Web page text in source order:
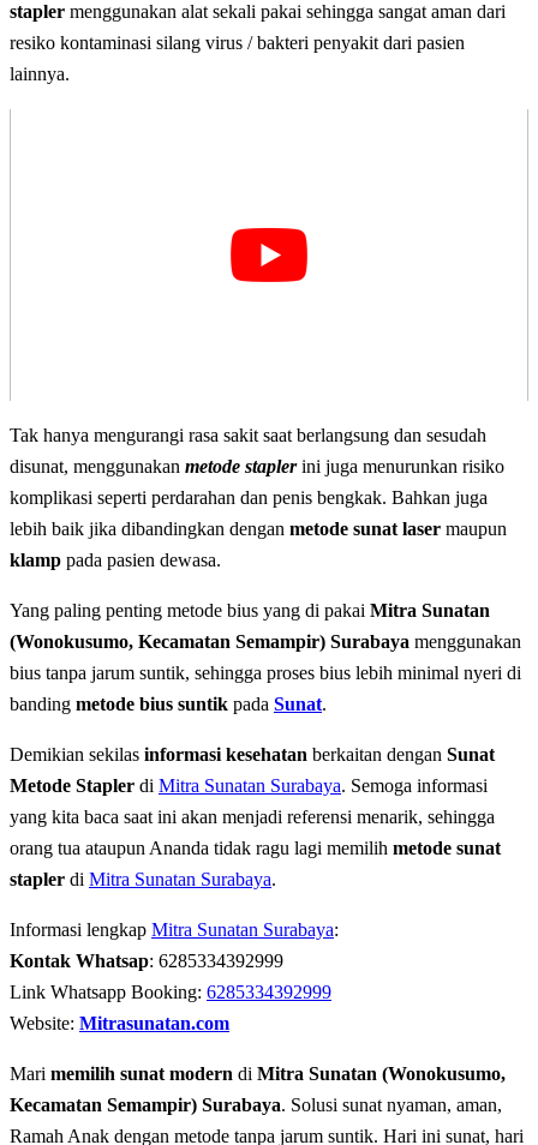
stapler menggunakan alat sekali pakai sehingga sangat aman dari
resiko kontaminasi silang virus / bakteri penyakit dari pasien
lainnya.
Tak hanya mengurangi rasa sakit saat berlangsung dan sesudah
disunat, menggunakan metode staplerini juga menurunkan risiko
komplikasi seperti perdarahan dan penis bengkak. Bahkan juga
lebih baik jika dibandingkan dengan metode sunat laser maupun
klamp pada pasien dewasa.
Yang paling penting metode bius yang di pakai Mitra Sunatan
(Wonokusumo, Kecamatan Semampir) Surabaya menggunakan
bius tanpa jarum suntik, sehingga proses bius lebih minimal nyeri di
banding metode bius suntik pada Sunat.
Demikian sekilas informasi kesehatan berkaitan dengan Sunat
Metode Stapler di Mitra Sunatan Surabaya. Semoga informasi
yang kita baca saat ini akan menjadi referensi menarik, sehingga
orang tua ataupun Ananda tidak ragu lagi memilih metode sunat
stapler di Mitra Sunatan Surabaya.
Informasi lengkap Mitra Sunatan Surabaya:
Kontak Whatsap: 6285334392999
Link Whatsapp Booking: 6285334392999
Website: Mitrasunatan.com
Mari memilih sunat modern di Mitra Sunatan (Wonokusumo,
Kecamatan Semampir) Surabaya. Solusi sunat nyaman, aman,
Ramah Anak dengan metode tanpa jarum suntik. Hari ini sunat, hari